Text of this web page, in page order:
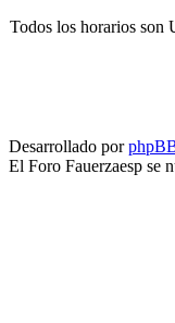
Todos los horarios son
Desarrollado por
El Foro Fauerzaesp se